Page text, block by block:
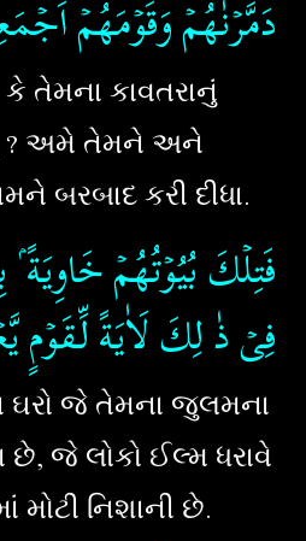
دَمَّرۡنٰهُمۡ وَقَوۡمَهُمۡ
તેમના કાવતરાનું
? અમે તેમને અને
બરબાદ કરી દીધા.
فَتِلۡكَ بُيُوۡتُهُمۡ خَاوِيَةً
فِىۡ ذٰ لِكَ لَاٰيَةً لِّـقَوۡمٍ
જે તેમના જુલમના
છે, જે લોકો ઈલ્મ ધરાવે
નિશાની છે.